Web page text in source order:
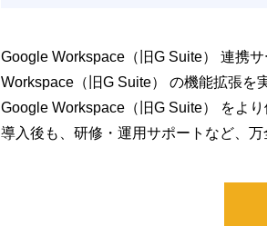
Google Workspace（旧G Suite） 連携
Workspace（旧G Suite） の機能拡張を
Google Workspace（旧G Suite） をよ
導入後も、研修・運用サポートなど、